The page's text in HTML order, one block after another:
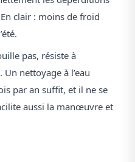
clair : moins de froid
pas, résiste à
nettoyage à l’eau
par an suffit, et il ne se
aussi la manœuvre et